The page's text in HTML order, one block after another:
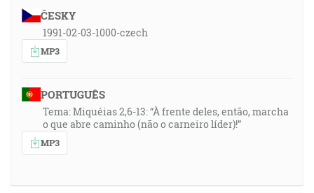
ČESKY
1991-02-03-1000-czech
MP3
PORTUGUÊS
Tema: Miquéias 2,6-13: “À frente deles, então, marcha
o que abre caminho (não o carneiro líder)!”
MP3